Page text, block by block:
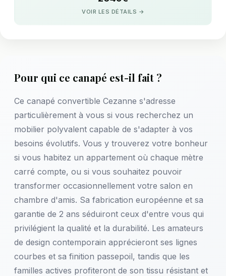
VOIR LES DÉTAILS →
Pour qui ce canapé est-il fait ?
Ce canapé convertible Cezanne s'adresse
particulièrement à vous si vous recherchez un
mobilier polyvalent capable de s'adapter à vos
besoins évolutifs. Vous y trouverez votre bonheur
si vous habitez un appartement où chaque mètre
carré compte, ou si vous souhaitez pouvoir
transformer occasionnellement votre salon en
chambre d'amis. Sa fabrication européenne et sa
garantie de 2 ans séduiront ceux d'entre vous qui
privilégient la qualité et la durabilité. Les amateurs
de design contemporain apprécieront ses lignes
courbes et sa finition passepoil, tandis que les
familles actives profiteront de son tissu résistant et